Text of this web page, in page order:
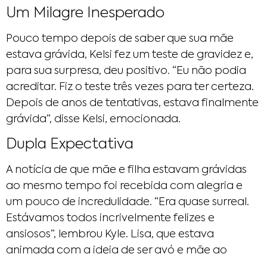
Um Milagre Inesperado
Pouco tempo depois de saber que sua mãe
estava grávida, Kelsi fez um teste de gravidez e,
para sua surpresa, deu positivo. “Eu não podia
acreditar. Fiz o teste três vezes para ter certeza.
Depois de anos de tentativas, estava finalmente
grávida”, disse Kelsi, emocionada.
Dupla Expectativa
A notícia de que mãe e filha estavam grávidas
ao mesmo tempo foi recebida com alegria e
um pouco de incredulidade. “Era quase surreal.
Estávamos todos incrivelmente felizes e
ansiosos”, lembrou Kyle. Lisa, que estava
animada com a ideia de ser avó e mãe ao